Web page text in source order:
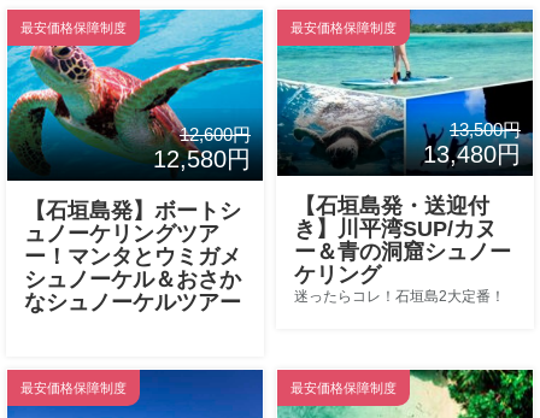
最安価格保障制度
12,600円
12,580円
【石垣島発】ボートシ
ュノーケリングツア
ー！マンタとウミガメ
シュノーケル＆おさか
なシュノーケルツアー
最安価格保障制度
13,500円
13,480円
【石垣島発・送迎付
き】川平湾SUP/カヌ
ー＆青の洞窟シュノー
ケリング
迷ったらコレ！石垣島2大定番！
最安価格保障制度 最安価格保障制度